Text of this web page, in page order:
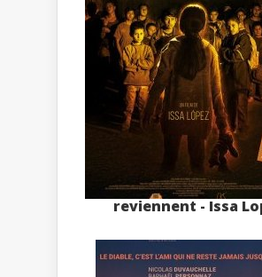
reviennent - Issa